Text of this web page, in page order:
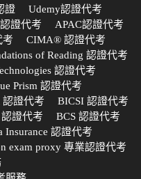
證
Udemy認證代考
證代考
APAC認證代考
考
CIMA® 認證代考
of Reading 認證代考
認證代考
Prism 認證代考
認證代考
BICSI 認證代考
認證代考
BCS 認證代考
Insurance 認證代考
exam proxy 專業認證代考